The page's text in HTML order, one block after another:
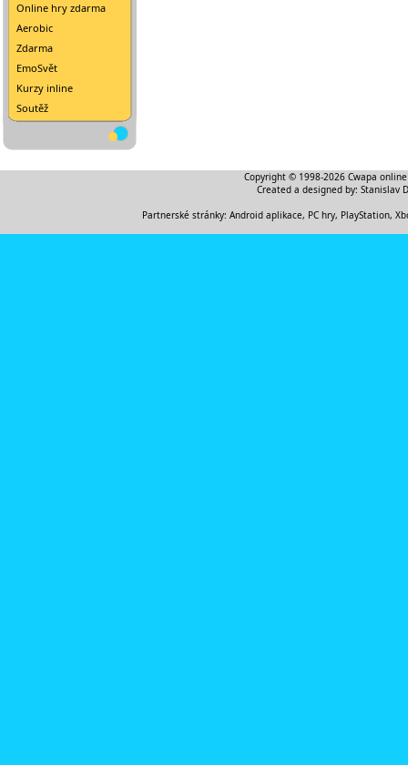
Online hry zdarma
Aerobic
Zdarma
EmoSvět
Kurzy inline
Soutěž
Copyright © 1998-2026 Cwapa
Created a designed by: Stanislav
Partnerské stránky: Android aplikace, PC hry, PlayStation,